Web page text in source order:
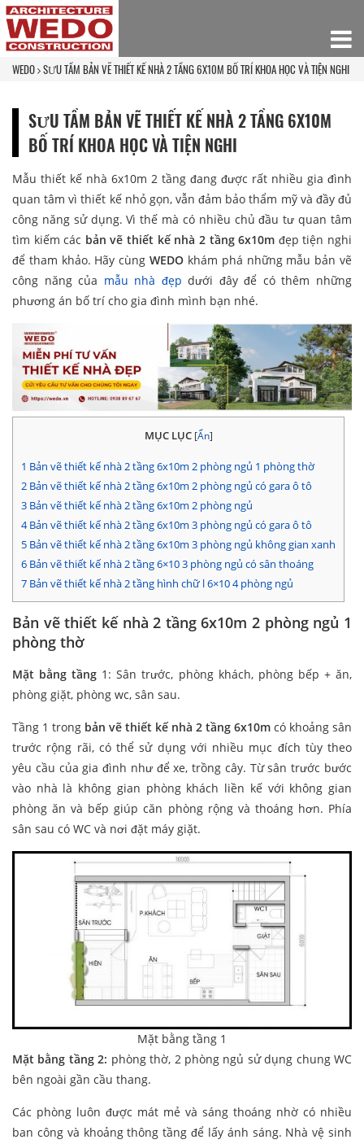
WEDO SƯU TẦM BẢN VẼ THIẾT KẾ NHÀ 2 TẦNG 6X10M BỐ TRÍ KHOA HỌC VÀ TIỆN NGHI
SƯU TẦM BẢN VẼ THIẾT KẾ NHÀ 2 TẦNG 6X10M
BỐ TRÍ KHOA HỌC VÀ TIỆN NGHI
Mẫu thiết kế nhà 6x10m 2 tầng đang được rất nhiều gia đình
quan tâm vì thiết kế nhỏ gọn, vẫn đảm bảo thẩm mỹ và đầy đủ
công năng sử dụng. Vì thế mà có nhiều chủ đầu tư quan tâm
tìm kiếm các bản vẽ thiết kế nhà 2 tầng 6x10m đẹp tiện nghi
để tham khảo. Hãy cùngWEDO khám phá những mẫu bản vẽ
công năng của mẫu nhà đẹp dưới đây để có thêm những
phương án bố trí cho gia đình mình bạn nhé.
MỤC LỤC [Ẩn]
1 Bản vẽ thiết kế nhà 2 tầng 6x10m 2 phòng ngủ 1 phòng thờ
2 Bản vẽ thiết kế nhà 2 tầng 6x10m 2 phòng ngủ có gara ô tô
3 Bản vẽ thiết kế nhà 2 tầng 6x10m 2 phòng ngủ
4Bản vẽ thiết kế nhà 2 tầng 6x10m 3 phòng ngủ có gara ô tô
5 Bản vẽ thiết kế nhà 2 tầng 6x10m 3 phòng ngủ không gian xanh
6 Bản vẽ thiết kế nhà 2 tầng 6×10 3 phòng ngủ có sân thoáng
7 Bản vẽ thiết kế nhà 2 tầng hình chữ l 6×10 4 phòng ngủ
Bản vẽ thiết kế nhà 2 tầng 6x10m 2 phòng ngủ 1
phòng thờ
Mặt bằng tầng 1: Sân trước, phòng khách, phòng bếp + ăn,
phòng giặt, phòng wc, sân sau.
Tầng 1 trong bản vẽ thiết kế nhà 2 tầng 6x10m có khoảng sân
trước rộng rãi, có thể sử dụng với nhiều mục đích tùy theo
yêu cầu của gia đình như để xe, trồng cây. Từ sân trước bước
vào nhà là không gian phòng khách liền kế với không gian
phòng ăn và bếp giúp căn phòng rộng và thoáng hơn. Phía
sân sau có WC và nơi đặt máy giặt.
Mặt bằng tầng 1
Mặt bằng tầng 2: phòng thờ, 2 phòng ngủ sử dụng chung WC
bên ngoài gần cầu thang.
Các phòng luôn được mát mẻ và sáng thoáng nhờ có nhiều
ban công và khoảng thông tầng để lấy ánh sáng. Nhà vệ sinh